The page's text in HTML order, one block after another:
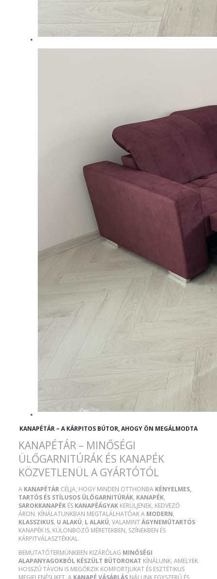
KANAPÉTÁR – A KÁRPITOS BÚTOR, AHOGY ÖN MEGÁLMODTA
KANAPÉTÁR – MINŐSÉGI
ÜLŐGARNITÚRÁK ÉS KANAPÉK
KÖZVETLENÜL A GYÁRTÓTÓL
A KANAPÉTÁR CÉLJA, HOGY MINDEN OTTHONBA KÉNYELMES,
TARTÓS ÉS STÍLUSOS ÜLŐGARNITÚRÁK, KANAPÉK,
SAROKKANAPÉK ÉS KANAPÉÁGYAK KERÜLJENEK, KEDVEZŐ
ÁRON. KÍNÁLATUNKBAN MEGTALÁLHATÓAK A MODERN,
KLASSZIKUS, U ALAKÚ, L ALAKÚ, VALAMINTÁGYNEMŰTARTÓS
KANAPÉK IS, KÜLÖNBÖZŐ MÉRETEKBEN, SZÍNEKBEN ÉS
KÁRPITVÁLASZTÉKKAL.
BEMUTATÓTERMÜNKBEN KIZÁRÓLAG MINŐSÉGI
ALAPANYAGOKBÓL KÉSZÜLT BÚTOROKAT KÍNÁLUNK, AMELYEK
HOSSZÚ TÁVON IS MEGŐRZIK KOMFORTJUKAT ÉS ESZTÉTIKUS
MEGJELENÉSÜKET. A KANAPÉ VÁSÁRLÁS NÁLUNK EGYSZERŰ ÉS